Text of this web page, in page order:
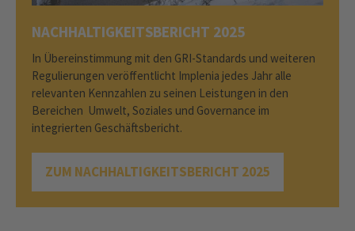
NACHHALTIGKEITSBERICHT 2025
In Übereinstimmung mit den GRI-Standards und weiteren
Regulierungen veröffentlicht Implenia jedes Jahr alle
relevanten Kennzahlen zu seinen Leistungen in den
Bereichen Umwelt, Soziales und Governance im
integrierten Geschäftsbericht.
ZUM NACHHALTIGKEITSBERICHT 2025